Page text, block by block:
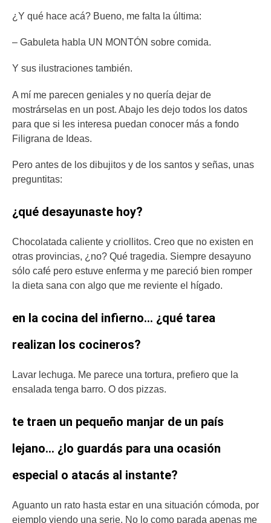
¿Y qué hace acá? Bueno, me falta la última:
– Gabuleta habla UN MONTÓN sobre comida.
Y sus ilustraciones también.
A mí me parecen geniales y no quería dejar de
mostrárselas en un post. Abajo les dejo todos los datos
para que si les interesa puedan conocer más a fondo
Filigrana de Ideas.
Pero antes de los dibujitos y de los santos y señas, unas
preguntitas:
¿qué desayunaste hoy?
Chocolatada caliente y criollitos. Creo que no existen en
otras provincias, ¿no? Qué tragedia. Siempre desayuno
sólo café pero estuve enferma y me pareció bien romper
la dieta sana con algo que me reviente el hígado.
en la cocina del infierno… ¿qué tarea
realizan los cocineros?
Lavar lechuga. Me parece una tortura, prefiero que la
ensalada tenga barro. O dos pizzas.
te traen un pequeño manjar de un país
lejano… ¿lo guardás para una ocasión
especial o atacás al instante?
Aguanto un rato hasta estar en una situación cómoda, por
ejemplo viendo una serie. No lo como parada apenas me